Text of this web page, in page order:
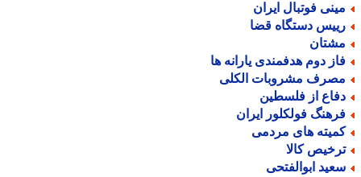
فوتبال ایران
دستگاه قضا
دوم هدفمندی یارانه ها
مشروبات الکلی
از فلسطین
فولکلور ایران
های مردمی
کالا
ابوالفتحی